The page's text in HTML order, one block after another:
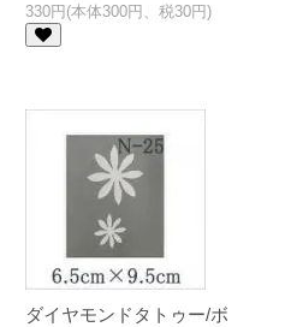
330円(本体300円、税30円)
ダイヤモンドタトゥー/ボ